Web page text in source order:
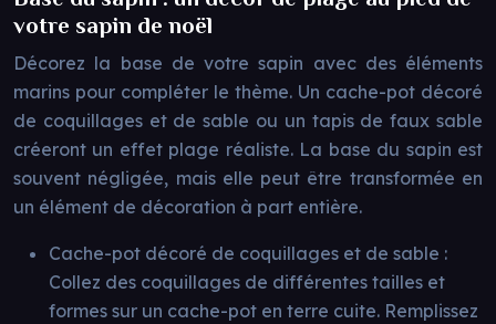
votre sapin de noël
Décorez la base de votre sapin avec des éléments
marins pour compléter le thème. Un cache-pot décoré
de coquillages et de sable ou un tapis de faux sable
créeront un effet plage réaliste. La base du sapin est
souvent négligée, mais elle peut être transformée en
un élément de décoration à part entière.
Cache-pot décoré de coquillages et de sable :
Collez des coquillages de différentes tailles et
formes sur un cache-pot en terre cuite. Remplissez